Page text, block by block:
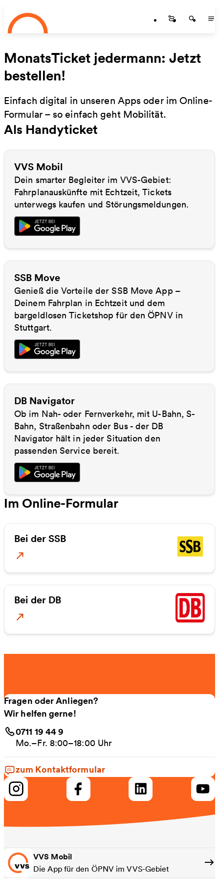
Zum Hauptinhalt springen
Startseite
MonatsTicket jedermann: Jetzt
bestellen!
Einfach digital in unseren Apps oder im Online-
Formular – so einfach geht Mobilität.
Als Handyticket
VVS Mobil
Dein smarter Begleiter im VVS-Gebiet:
Fahrplanauskünfte mit Echtzeit, Tickets
unterwegs kaufen und Störungsmeldungen.
SSB Move
Genieß die Vorteile der SSB Move App –
Deinem Fahrplan in Echtzeit und dem
bargeldlosen Ticketshop für den ÖPNV in
Stuttgart.
DB Navigator
Ob im Nah- oder Fernverkehr, mit U-Bahn, S-
Bahn, Straßenbahn oder Bus - der DB
Navigator hält in jeder Situation den
passenden Service bereit.
Im Online-Formular
Bei der SSB
Zur SSB Jedermann-MonatsTicket
Bei der DB
Deutschland-Ticket Job bei DB bestellen
Fragen oder Anliegen?
Wir helfen gerne!
0711 19 44 9
Mo.–Fr. 8:00–18:00 Uhr
zum Kontaktformular
VVS Mobil
Die App für den ÖPNV im VVS-Gebiet